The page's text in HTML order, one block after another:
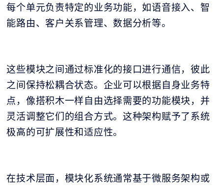
每个单元负责特定的业务功能，如语音接入、智
能路由、客户关系管理、数据分析等。
这些模块之间通过标准化的接口进行通信，彼此
之间保持松耦合状态。企业可以根据自身业务特
点，像搭积木一样自由选择需要的功能模块，并
灵活调整它们的组合方式。这种架构赋予了系统
极高的可扩展性和适应性。
在技术层面，模块化系统通常基于微服务架构或